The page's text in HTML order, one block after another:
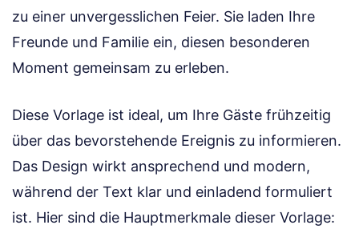
zu einer unvergesslichen Feier. Sie laden Ihre
Freunde und Familie ein, diesen besonderen
Moment gemeinsam zu erleben.
Diese Vorlage ist ideal, um Ihre Gäste frühzeitig
über das bevorstehende Ereignis zu informieren.
Das Design wirkt ansprechend und modern,
während der Text klar und einladend formuliert
ist. Hier sind die Hauptmerkmale dieser Vorlage: